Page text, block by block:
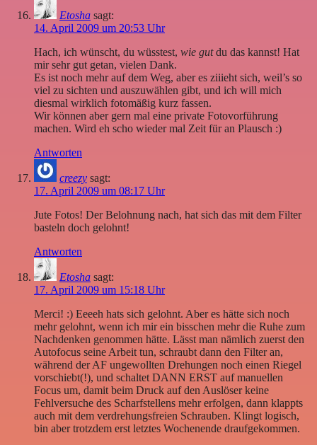
Etosha sagt:
14. April 2009 um 20:53 Uhr
Hach, ich wünscht, du wüsstest, wie gutdu das kannst! Hat
mir sehr gut getan, vielen Dank.
Es ist noch mehr auf dem Weg, aber es ziiieht sich, weil’s so
viel zu sichten und auszuwählen gibt, und ich will mich
diesmal wirklich fotomäßig kurz fassen.
Wir können aber gern mal eine private Fotovorführung
machen. Wird eh scho wieder mal Zeit für an Plausch :)
Antworten
creezy sagt:
17. April 2009 um 08:17 Uhr
Jute Fotos! Der Belohnung nach, hat sich das mit dem Filter
basteln doch gelohnt!
Antworten
Etosha sagt:
17. April 2009 um 15:18 Uhr
Merci! :) Eeeeh hats sich gelohnt. Aber es hätte sich noch
mehr gelohnt, wenn ich mir ein bisschen mehr die Ruhe zum
Nachdenken genommen hätte. Lässt man nämlich zuerst den
Autofocus seine Arbeit tun, schraubt dann den Filter an,
während der AF ungewollten Drehungen noch einen Riegel
vorschiebt(!), und schaltet DANN ERST auf manuellen
Focus um, damit beim Druck auf den Auslöser keine
Fehlversuche des Scharfstellens mehr erfolgen, dann klappts
auch mit dem verdrehungsfreien Schrauben. Klingt logisch,
bin aber trotzdem erst letztes Wochenende draufgekommen.